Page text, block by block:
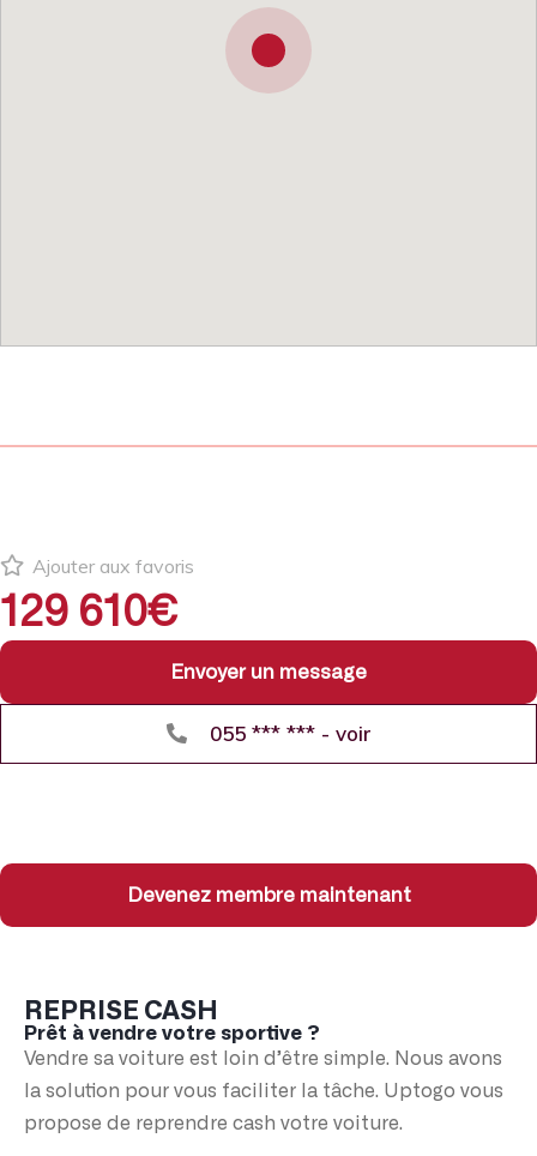
Ajouter aux favoris
129 610€
Envoyer un message
055 *** *** - voir
Devenez membre maintenant
REPRISE CASH
Prêt à vendre votre sportive ?
Vendre sa voiture est loin d’être simple. Nous avons
la solution pour vous faciliter la tâche. Uptogo vous
propose de reprendre cash votre voiture.